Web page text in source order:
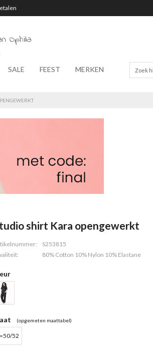
Ophilia
SALE FEEST MERKEN
shirt Kara opengewerkt
S253815
80% Cotton 10% Nylon 10% Elastane
(opgemeten maattabel)
52